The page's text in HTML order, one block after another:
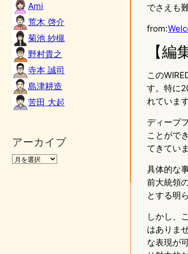
Ami
荒木 啓介
菊池 紗槻
野村貴之
寺本 誠司
島津耕造
苦田 大起
アーカイブ
でさえも
from:
【編
この
す。特に
れています
ディープ
ことがで
てきていま
具体的な
前大統領
とする明
しかし、
はありま
な表現が